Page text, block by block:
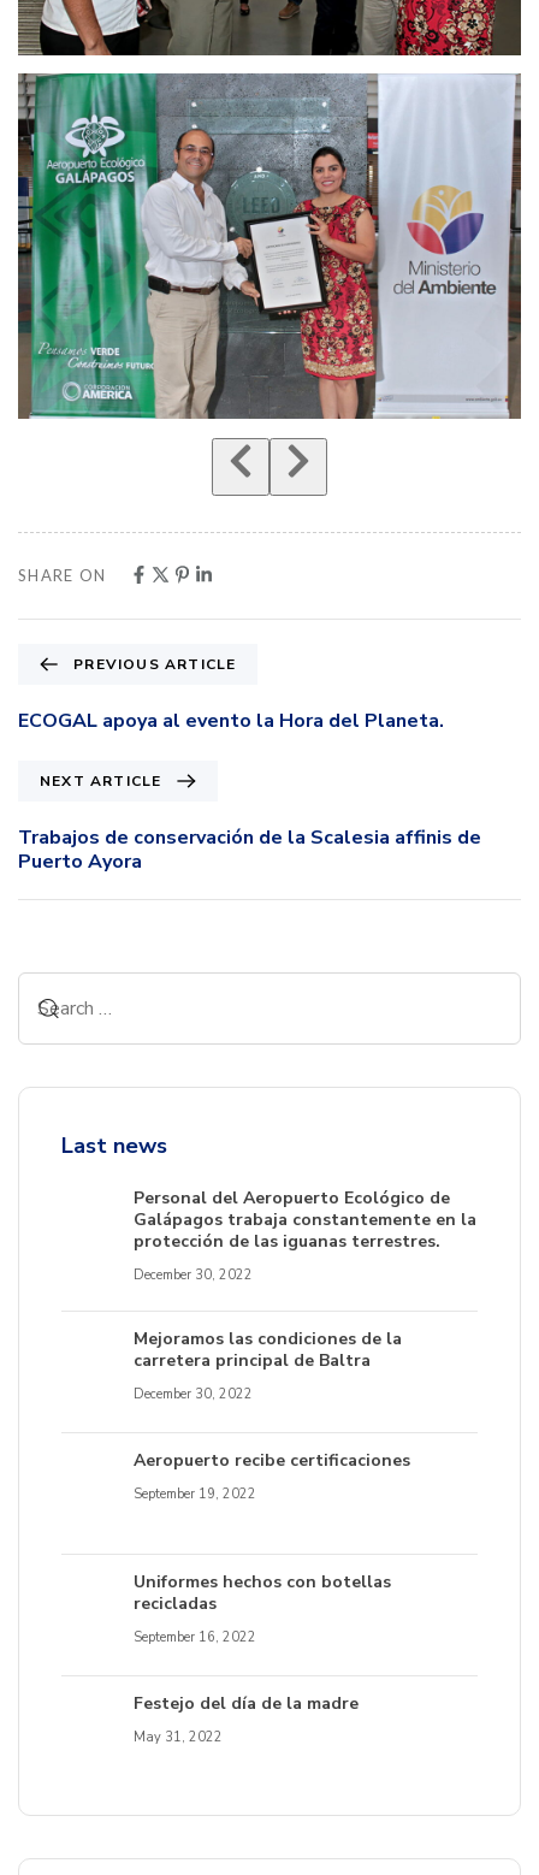
SHARE ON
PREVIOUS ARTICLE
ECOGAL apoya al evento la Hora del Planeta.
NEXT ARTICLE
Trabajos de conservación de la Scalesia affinis de
Puerto Ayora
Last news
Personal del Aeropuerto Ecológico de
Galápagos trabaja constantemente en la
protección de las iguanas terrestres.
December 30, 2022
Mejoramos las condiciones de la
carretera principal de Baltra
December 30, 2022
Aeropuerto recibe certificaciones
September 19, 2022
Uniformes hechos con botellas
recicladas
September 16, 2022
Festejo del día de la madre
May 31, 2022